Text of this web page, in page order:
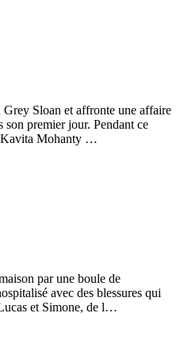
Sloan et affronte une affaire
son premier jour. Pendant ce
Kavita Mohanty …
par une boule de
avec des blessures qui
et Simone, de l…